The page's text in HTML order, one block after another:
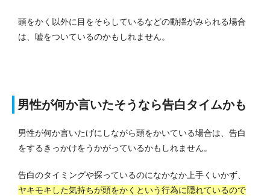
頭をかく以外に目をそらしているなどの動揺がみられる場合
は、嘘をついているのかもしれません。
男性が何か言いたそうなら告白タイムかも
男性が何か言いたげにしながら頭をかいている場合は、告白
をするきっかけをうかがっているかもしれません。
告白のタイミングや探っているのになかなか上手くいかず、
ヤキモキした気持ちが頭をかくという行為に隠れているので